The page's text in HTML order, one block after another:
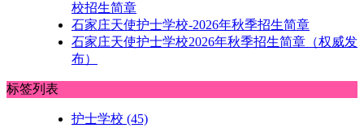
校招生简章
石家庄天使护士学校-2026年秋季招生简章
石家庄天使护士学校2026年秋季招生简章（权威发
布）
标签列表
护士学校 (45)